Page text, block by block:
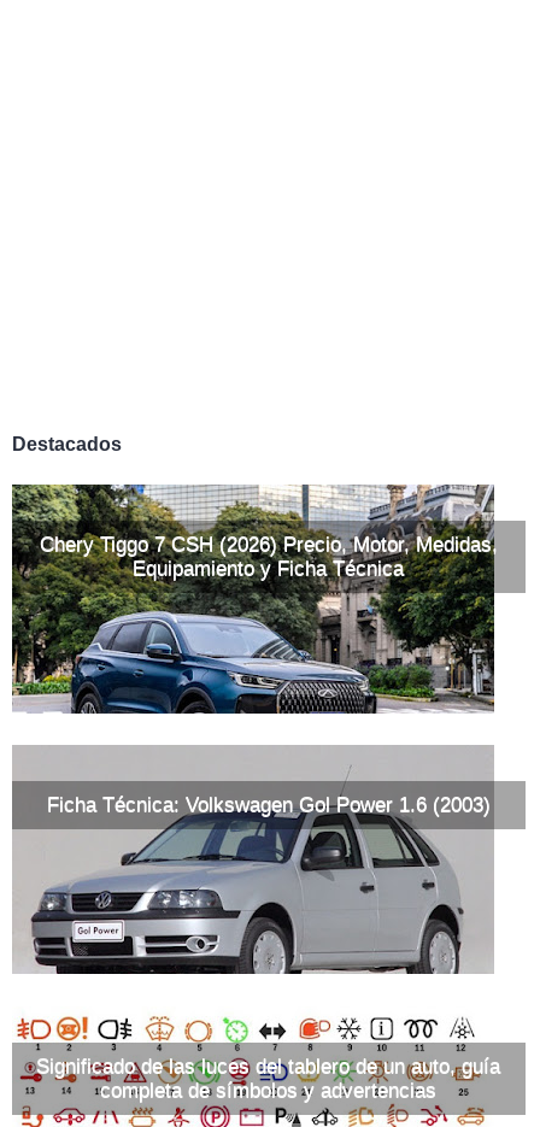
Destacados
Chery Tiggo 7 CSH (2026) Precio, Motor, Medidas,
Equipamiento y Ficha Técnica
Ficha Técnica: Volkswagen Gol Power 1.6 (2003)
Significado de las luces del tablero de un auto, guía
completa de símbolos y advertencias